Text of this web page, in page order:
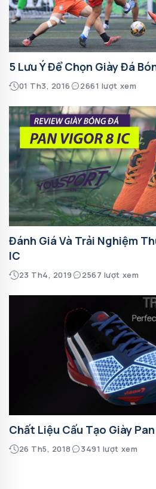
5 Lưu Ý Để Chọn Giày Đá
01 Th3, 2016 2661 lượt xem
Đánh Giá Và Trải Nghiệm
IC
23 Th4, 2019 2567 lượt xem
Chất Liệu Cấu Tạo Giày Pan
26 Th5, 2018 3491 lượt xem